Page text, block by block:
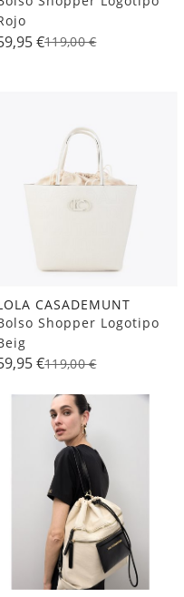
€119,00 €
CASADEMUNT
Shopper Logotipo
€119,00 €